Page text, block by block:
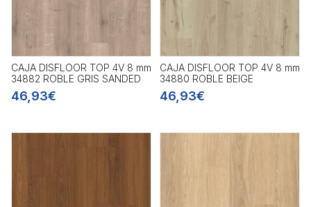
CAJA DISFLOOR TOP 4V 8 mm
34882 ROBLE GRIS SANDED
46,93€
CAJA DISFLOOR TOP 4V 8 mm
34880 ROBLE BEIGE
46,93€